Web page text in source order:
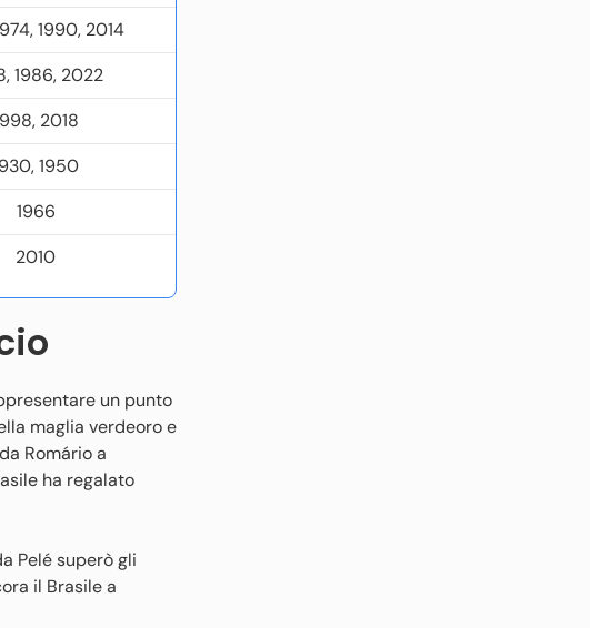
1990, 2014
1986, 2022
2018
1950
1966
2010
un punto
maglia verdeoro e
Romário a
ha regalato
Pelé superò gli
il Brasile a